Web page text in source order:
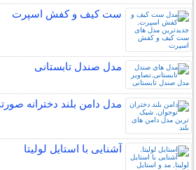
ست کیف و کفش اسپرت
مدل صندل تابستانی
مدل دامن بلند دخترانه
آشنایی با استایل لولیتا